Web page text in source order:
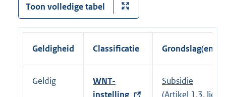
Toon volledige tabel
Geldigheid Classificatie Grondslag(en)
Geldig
E
x
WNT-
instelling
Subsidie
(Artikel 1.3, lid